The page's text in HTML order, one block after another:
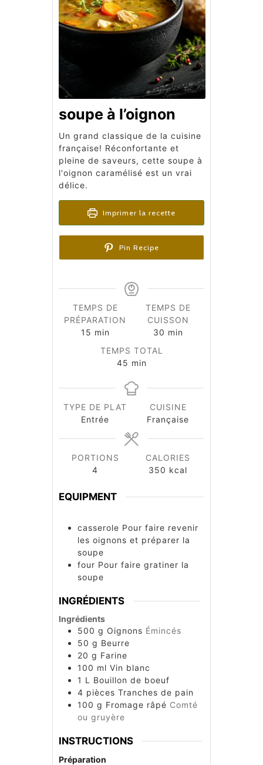
soupe à l’oignon​
Un grand classique de la cuisine
française! Réconfortante et
pleine de saveurs, cette soupe à
l'oignon caramélisé est un vrai
délice.
Imprimer la recette
Pin Recipe
TEMPS DE
PRÉPARATION
15 minutes
min
TEMPS DE
CUISSON
30 minutes
min
TEMPS TOTAL
45 minutes
min
TYPE DE PLAT
Entrée
CUISINE
Française
PORTIONS
4
CALORIES
350 kcal
EQUIPMENT
casserole Pour faire revenir
les oignons et préparer la
soupe
four Pour faire gratiner la
soupe
INGRÉDIENTS
Ingrédients
500 g Oignons Émincés
50 g Beurre
20 g Farine
100 ml Vin blanc
1 L
Bouillon de boeuf
4 pièces Tranches de pain
100 g Fromage râpé Comté
ou gruyère
INSTRUCTIONS
Préparation